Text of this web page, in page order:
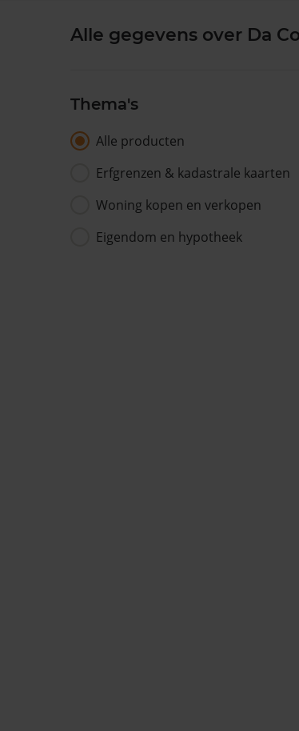
Alle gegevens over Da
Thema's
Alle producten
Erfgrenzen & kadastrale kaarten
Woning kopen en verkopen
Eigendom en hypotheek